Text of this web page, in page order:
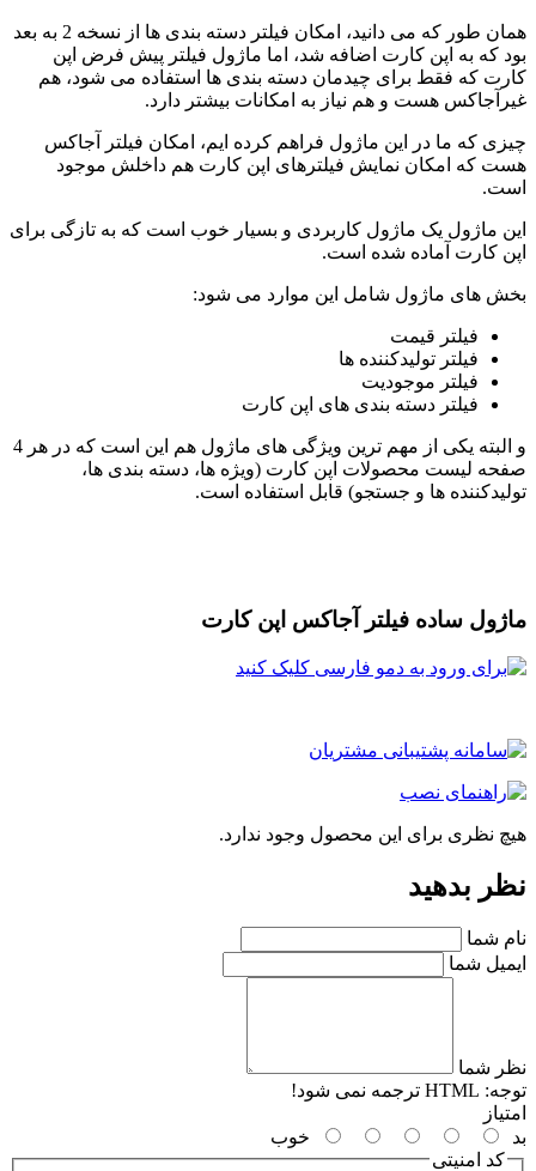
همان طور که می دانید، امکان فیلتر دسته بندی ها از نسخه 2 به بعد
که به اپن کارت اضافه شد، اما ماژول فیلتر پیش فرض اپن
که فقط برای چیدمان دسته بندی ها استفاده می شود، هم
هست و هم نیاز به امکانات بیشتر دارد.
که ما در این ماژول فراهم کرده ایم، امکان فیلتر آجاکس
که امکان نمایش فیلترهای اپن کارت هم داخلش موجود
ماژول یک ماژول کاربردی و بسیار خوب است که به تازگی برای
کارت آماده شده است.
های ماژول شامل این موارد می شود:
فیلتر قیمت
فیلتر تولیدکننده ها
فیلتر موجودیت
فیلتر دسته بندی های اپن کارت
و البته یکی از مهم ترین ویژگی های ماژول هم این است که در هر 4
لیست محصولات اپن کارت (ویژه ها، دسته بندی ها،
ها و جستجو) قابل استفاده است.
ساده فیلتر آجاکس اپن کارت
نظری برای این محصول وجود ندارد.
بدهید
شما
شما
شما
HTML ترجمه نمی شود!
خوب
کد امنیتی